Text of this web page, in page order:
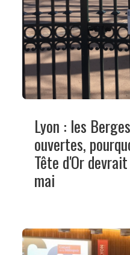
Lyon : les
ouvertes,
Tête d'Or
mai